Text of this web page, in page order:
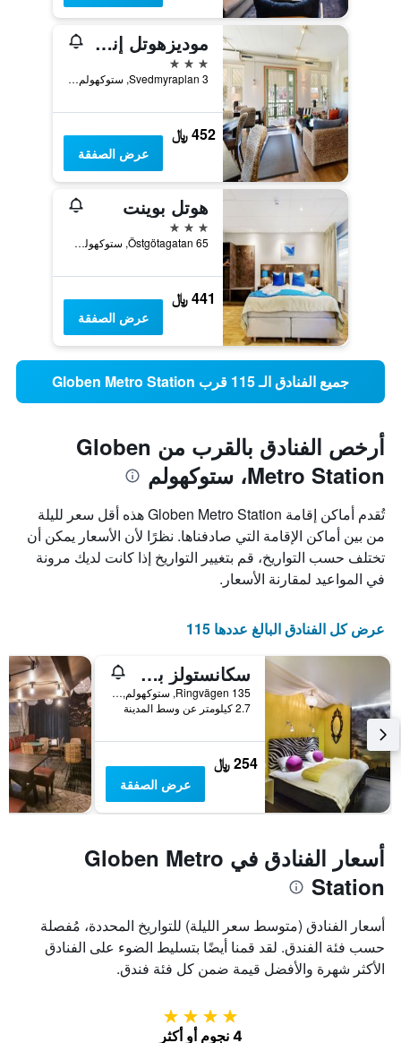
موديزهوتل إنسكيدي ستوكهولم
3 نجوم
Svedmyraplan 3, ستوكهولم, مقاطعة ستوكهولم, السويد
452 ﷼
عرض الصفقة
هوتل بوينت
3 نجوم
Östgötagatan 65, ستوكهولم, مقاطعة ستوكهولم, السويد
441 ﷼
عرض الصفقة
جميع الفنادق الـ 115 قرب Globen Metro Station
أرخص الفنادق بالقرب من Globen
Metro Station، ستوكهولم
تُقدم أماكن إقامة Globen Metro Station هذه أقل سعر لليلة
من بين أماكن الإقامة التي صادفناها. نظرًا لأن الأسعار يمكن أن
تختلف حسب التواريخ، قم بتغيير التواريخ إذا كانت لديك مرونة
في المواعيد لمقارنة الأسعار.
عرض كل الفنادق البالغ عددها 115
سكانستولز بوتيك هوستل
Ringvägen 135, ستوكهولم, مقاطعة ستوكهولم, السويد
2.7 كيلومتر عن وسط المدينة
254 ﷼
عرض الصفقة
أسعار الفنادق في Globen Metro
Station
أسعار الفنادق (متوسط سعر الليلة) للتواريخ المحددة، مُفصلة
حسب فئة الفندق. لقد قمنا أيضًا بتسليط الضوء على الفنادق
الأكثر شهرة والأفضل قيمة ضمن كل فئة فندق.
4 نجوم
4 نجوم أو أكثر